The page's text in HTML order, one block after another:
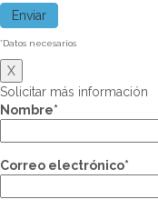
*Datos necesarios
X
Solicitar más información
Nombre*
Correo electrónico*